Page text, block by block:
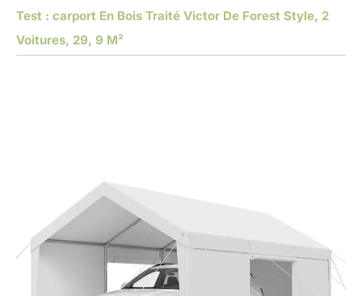
Test : carport En Bois Traité Victor De Forest Style, 2
Voitures, 29, 9 M²